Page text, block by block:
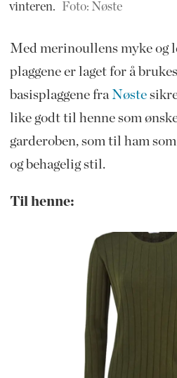
vinteren.
Foto: Nøste
Med merinoullens myke og
plaggene er laget for å
basisplaggene fra Nøstesikre
like godt til henne som
garderoben, som til ham
og behagelig stil.
Til henne: